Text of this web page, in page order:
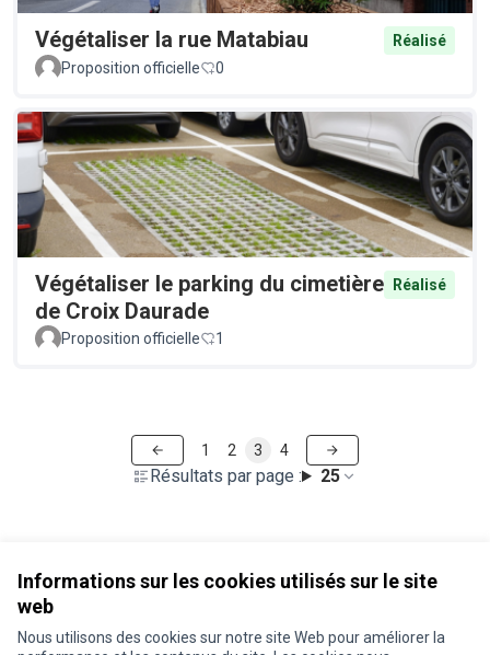
Informations sur les cookies utilisés sur le site
web
Nous utilisons des cookies sur notre site Web pour améliorer la
Végétaliser la rue Matabiau
Réalisé
Proposition officielle
0
Végétaliser le parking du cimetière
de Croix Daurade
Réalisé
Proposition officielle 1
Résultats par page : 25
1 2 3 4
Conditions d'utilisation